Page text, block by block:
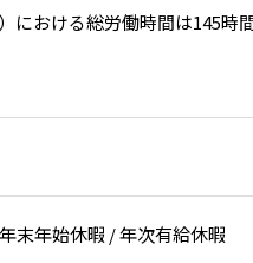
における総労働時間は145時
末年始休暇 / 年次有給休暇